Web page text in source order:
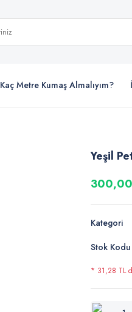
Kaç Metre Kumaş Almalıyım?
Yeşil
Kategori
Stok Kodu
* 31,28 TL